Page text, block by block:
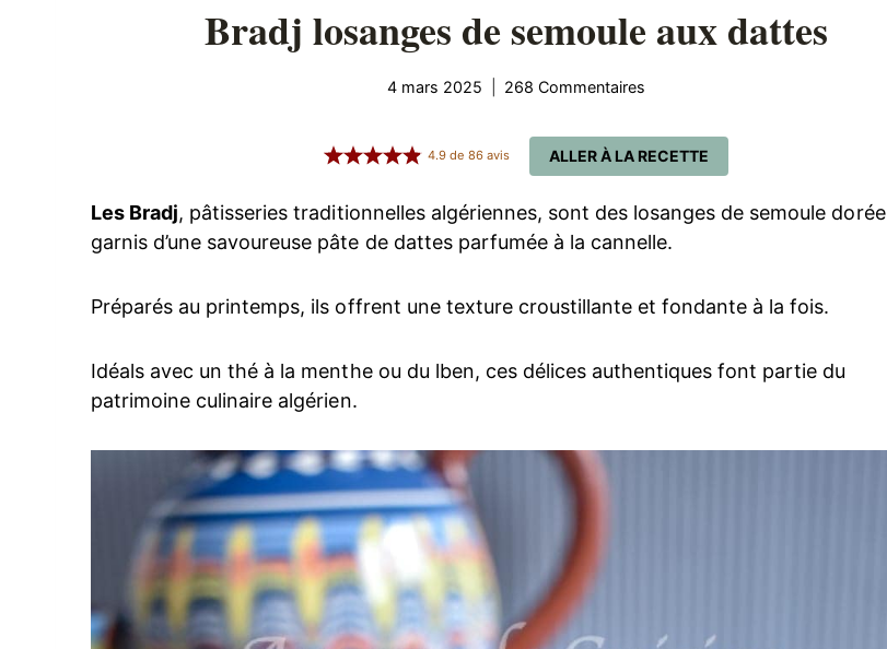
Bradj losanges de semoule aux dattes
4 mars 2025 268 Commentaires
ALLER À LA RECETTE
4.9de 86avis
Les Bradj, pâtisseries traditionnelles algériennes, sont des losanges de semoule dorée
garnis d’une savoureuse pâte de dattes parfumée à la cannelle.
Préparés au printemps, ils offrent une texture croustillante et fondante à la fois.
Idéals avec un thé à la menthe ou du lben, ces délices authentiques font partie du
patrimoine culinaire algérien.